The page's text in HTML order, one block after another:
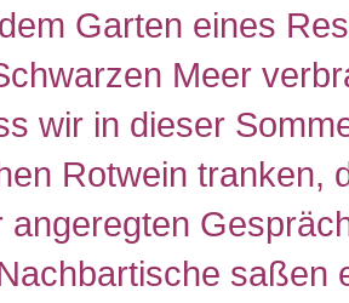
Garten eines
Meer
wir in dieser
Rotwein tranken,
angeregten
saßen